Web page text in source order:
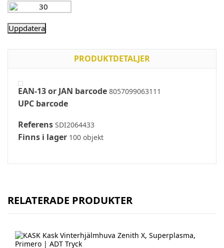
PRODUKTDETALJER
EAN-13 or JAN barcode 8057099063111
UPC barcode
Referens SDI2064433
Finns i lager 100 objekt
RELATERADE PRODUKTER